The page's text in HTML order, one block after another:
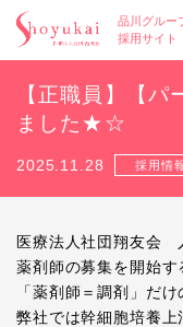
品川グルー
採用サイト
【正職員】【パ
ました★☆
2025.11.28 採用情
医療法人社団翔友会
薬剤師の募集を開始す
「薬剤師＝調剤」だ
弊社では幹細胞培養